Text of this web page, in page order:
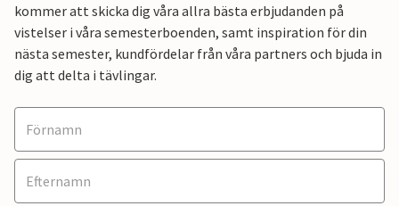
kommer att skicka dig våra allra bästa erbjudanden på
vistelser i våra semesterboenden, samt inspiration för din
nästa semester, kundfördelar från våra partners och bjuda in
dig att delta i tävlingar.